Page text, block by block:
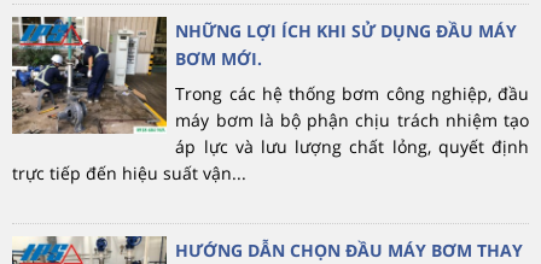
NHỮNG LỢI ÍCH KHI SỬ DỤNG ĐẦU MÁY
BƠM MỚI.
Trong các hệ thống bơm công nghiệp, đầu
máy bơm là bộ phận chịu trách nhiệm tạo
áp lực và lưu lượng chất lỏng, quyết định
trực tiếp đến hiệu suất vận...
HƯỚNG DẪN CHỌN ĐẦU MÁY BƠM THAY